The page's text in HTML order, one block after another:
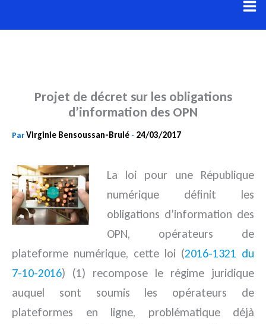
au
Projet de décret sur les obligations
d’information des OPN
ParVirginie Bensoussan-Brulé - 24/03/2017
La loi pour une République
numérique définit les
obligations d’information des
OPN, opérateurs de
plateforme numérique, cette loi (2016-1321 du
7-10-2016) (1) recompose le régime juridique
auquel sont soumis les opérateurs de
plateformes en ligne, problématique déjà